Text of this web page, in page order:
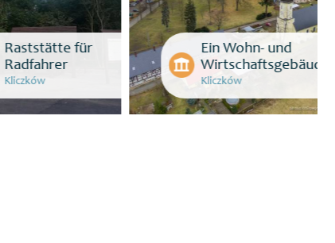
Ein Wohn- und
Wirtschaftsgebäude
Kliczków
Pferdefriedhof
Kliczków